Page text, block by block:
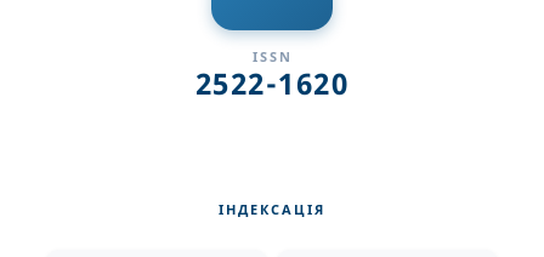
ISSN
2522-1620
ІНДЕКСАЦІЯ